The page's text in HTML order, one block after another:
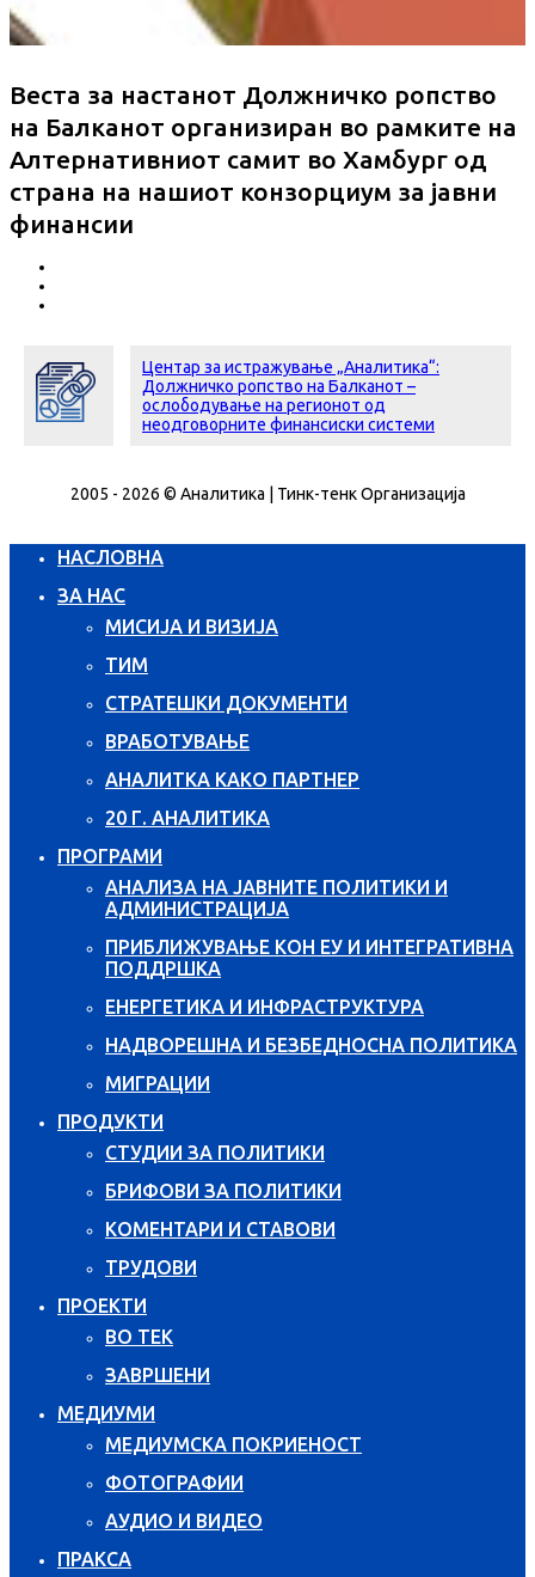
Веста за настанот Должничко ропство
на Балканот организиран во рамките на
Алтернативниот самит во Хамбург од
страна на нашиот конзорциум за јавни
финансии
Центар за истражување „Аналитика“:
Должничко ропство на Балканот –
ослободување на регионот од
неодговорните финансиски системи
2005 - 2026 © Аналитика | Тинк-тенк Организација
НАСЛОВНА
ЗА НАС
МИСИЈА И ВИЗИЈА
ТИМ
СТРАТЕШКИ ДОКУМЕНТИ
ВРАБОТУВАЊЕ
АНАЛИТКА КАКО ПАРТНЕР
20 Г. АНАЛИТИКА
ПРОГРАМИ
АНАЛИЗА НА ЈАВНИТЕ ПОЛИТИКИ И
АДМИНИСТРАЦИЈА
ПРИБЛИЖУВАЊЕ КОН ЕУ И ИНТЕГРАТИВНА
ПОДДРШКА
ЕНЕРГЕТИКА И ИНФРАСТРУКТУРА
НАДВОРЕШНА И БЕЗБЕДНОСНА ПОЛИТИКА
МИГРАЦИИ
ПРОДУКТИ
СТУДИИ ЗА ПОЛИТИКИ
БРИФОВИ ЗА ПОЛИТИКИ
КОМЕНТАРИ И СТАВОВИ
ТРУДОВИ
ПРОЕКТИ
ВО ТЕК
ЗАВРШЕНИ
МЕДИУМИ
МЕДИУМСКА ПОКРИЕНОСТ
ФОТОГРАФИИ
АУДИО И ВИДЕО
ПРАКСА